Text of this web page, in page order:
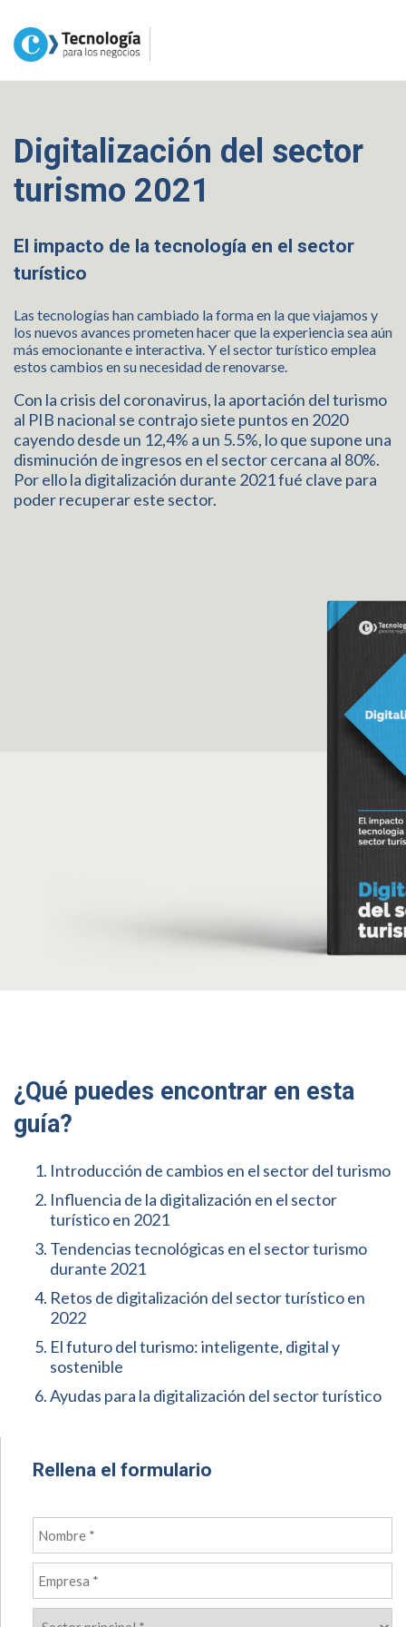
Digitalización del sector
turismo 2021
El impacto de la tecnología en el sector
turístico
Las tecnologías han cambiado la forma en la que viajamos y
los nuevos avances prometen hacer que la experiencia sea aún
más emocionante e interactiva. Y el sector turístico emplea
estos cambios en su necesidad de renovarse.
Con la crisis del coronavirus, la aportación del turismo
al PIB nacional se contrajo siete puntos en 2020
cayendo desde un 12,4% a un 5.5%, lo que supone una
disminución de ingresos en el sector cercana al 80%.
Por ello la digitalización durante 2021 fué clave para
poder recuperar este sector.
¿Qué puedes encontrar en esta
guía?
Introducción de cambios en el sector del turismo
Influencia de la digitalización en el sector
turístico en 2021
Tendencias tecnológicas en el sector turismo
durante 2021
Retos de digitalización del sector turístico en
2022
El futuro del turismo: inteligente, digital y
sostenible
Ayudas para la digitalización del sector turístico
Rellena el formulario